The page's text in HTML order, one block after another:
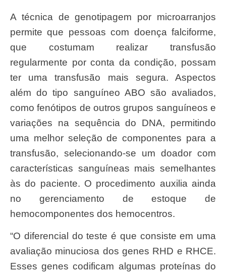
A técnica de genotipagem por microarranjos
permite que pessoas com doença falciforme,
que costumam realizar transfusão
regularmente por conta da condição, possam
ter uma transfusão mais segura. Aspectos
além do tipo sanguíneo ABO são avaliados,
como fenótipos de outros grupos sanguíneos e
variações na sequência do DNA, permitindo
uma melhor seleção de componentes para a
transfusão, selecionando-se um doador com
características sanguíneas mais semelhantes
às do paciente. O procedimento auxilia ainda
no gerenciamento de estoque de
hemocomponentes dos hemocentros.
“O diferencial do teste é que consiste em uma
avaliação minuciosa dos genes RHD e RHCE.
Esses genes codificam algumas proteínas do